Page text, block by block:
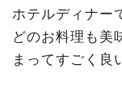
ホテルディナー
どのお料理も美
まってすごく良